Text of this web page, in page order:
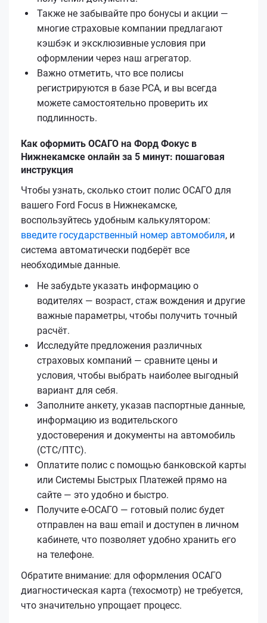
Также не забывайте про бонусы и акции —
многие страховые компании предлагают
кэшбэк и эксклюзивные условия при
оформлении через наш агрегатор.
Важно отметить, что все полисы
регистрируются в базе РСА, и вы всегда
можете самостоятельно проверить их
подлинность.
Как оформить ОСАГО на Форд Фокус в
Нижнекамске онлайн за 5 минут: пошаговая
инструкция
Чтобы узнать, сколько стоит полис ОСАГО для
вашего Ford Focus в Нижнекамске,
воспользуйтесь удобным калькулятором:
введите государственный номер автомобиля, и
система автоматически подберёт все
необходимые данные.
Не забудьте указать информацию о
водителях — возраст, стаж вождения и другие
важные параметры, чтобы получить точный
расчёт.
Исследуйте предложения различных
страховых компаний — сравните цены и
условия, чтобы выбрать наиболее выгодный
вариант для себя.
Заполните анкету, указав паспортные данные,
информацию из водительского
удостоверения и документы на автомобиль
(СТС/ПТС).
Оплатите полис с помощью банковской карты
или Системы Быстрых Платежей прямо на
сайте — это удобно и быстро.
Получите е‑ОСАГО — готовый полис будет
отправлен на ваш email и доступен в личном
кабинете, что позволяет удобно хранить его
на телефоне.
Обратите внимание: для оформления ОСАГО
диагностическая карта (техосмотр) не требуется,
что значительно упрощает процесс.